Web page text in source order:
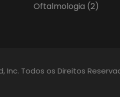
Oftalmologia (2)
Inc. Todos os Direitos